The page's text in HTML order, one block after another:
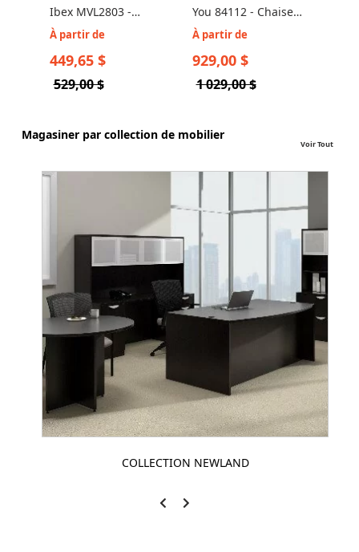
Ibex MVL2803 -
Chaise Ergonomique
À partir de
449,65 $
529,00 $
You 84112 - Chaise
Exécutive Design par
À partir de
929,00 $
1 029,00 $
Magasiner par collection de mobilier
Voir Tout
COLLECTION NEWLAND